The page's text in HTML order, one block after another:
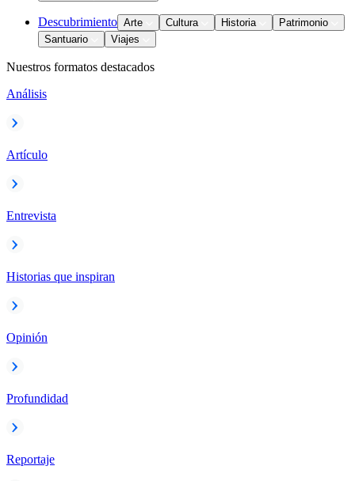
Descubrimiento Arte Cultura Historia
Patrimonio
Santuario
Viajes
Nuestros formatos destacados
Análisis
Artículo
Entrevista
Historias que inspiran
Opinión
Profundidad
Reportaje